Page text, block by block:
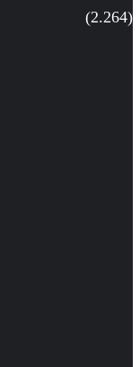
(2.264)